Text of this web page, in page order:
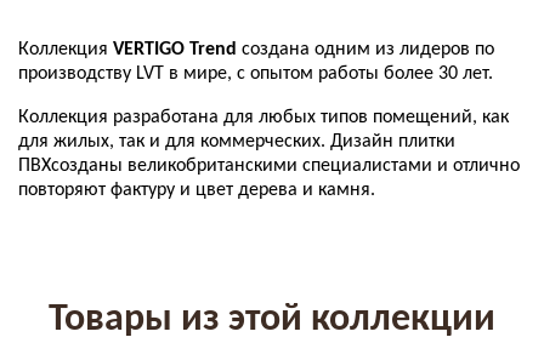
Коллекция VERTIGO Trend создана одним из лидеров по
производству LVT в мире, с опытом работы более 30 лет.
Коллекция разработана для любых типов помещений, как
для жилых, так и для коммерческих. Дизайн плитки
ПВХсозданы великобританскими специалистами и отлично
повторяют фактуру и цвет дерева и камня.
Товары из этой коллекции